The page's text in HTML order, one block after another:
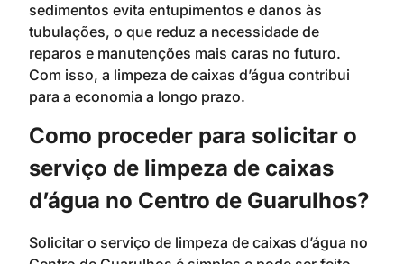
sedimentos evita entupimentos e danos às
tubulações, o que reduz a necessidade de
reparos e manutenções mais caras no futuro.
Com isso, a limpeza de caixas d’água contribui
para a economia a longo prazo.
Como proceder para solicitar o
serviço de limpeza de caixas
d’água no Centro de Guarulhos?
Solicitar o serviço de limpeza de caixas d’água no